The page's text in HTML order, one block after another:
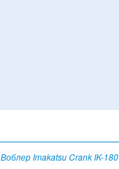
Воблер Imakatsu Crank IK-180